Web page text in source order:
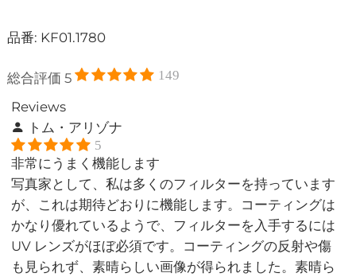
品番: KF01.1780
総合評価5 149
Reviews
トム・アリゾナ
5
非常にうまく機能します
写真家として、私は多くのフィルターを持っています
が、これは期待どおりに機能します。コーティングは
かなり優れているようで、フィルターを入手するには
UV レンズがほぼ必須です。コーティングの反射や傷
も見られず、素晴らしい画像が得られました。素晴ら